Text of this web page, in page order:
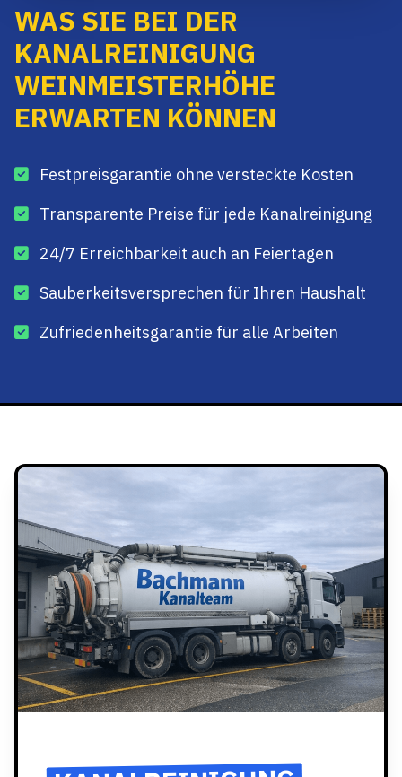
WAS SIE BEI DER
KANALREINIGUNG
WEINMEISTERHÖHE
ERWARTEN KÖNNEN
Festpreisgarantie ohne versteckte Kosten
Transparente Preise für jede Kanalreinigung
24/7 Erreichbarkeit auch an Feiertagen
Sauberkeitsversprechen für Ihren Haushalt
Zufriedenheitsgarantie für alle Arbeiten